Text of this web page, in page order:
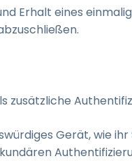
Erhalt eines
zusätzliche
Gerät, wie